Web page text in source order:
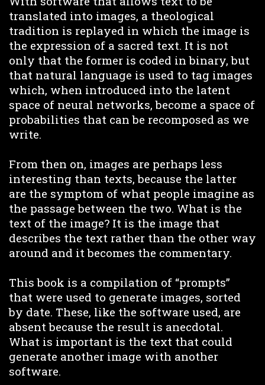
translated into images, a theological
tradition is replayed in which the image is
the expression of a sacred text. It is not
only that the former is coded in binary, but
that natural language is used to tag images
which, when introduced into the latent
space of neural networks, become a space of
probabilities that can be recomposed as we
write.
From then on, images are perhaps less
interesting than texts, because the latter
are the symptom of what people imagine as
the passage between the two. What is the
text of the image? It is the image that
describes the text rather than the other way
around and it becomes the commentary.
This book is a compilation of “prompts”
that were used to generate images, sorted
by date. These, like the software used, are
absent because the result is anecdotal.
What is important is the text that could
generate another image with another
software.